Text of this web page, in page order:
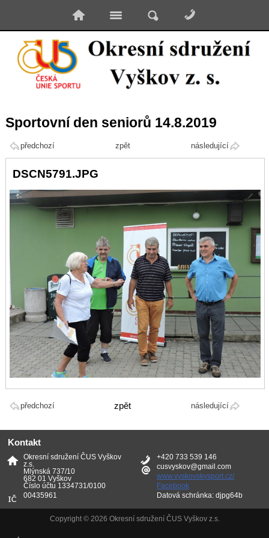
Sportovní den seniorů 14.8.2019
předchozí následující
zpět
DSCN5791.JPG
předchozí následující
zpět
Kontakt
Okresní sdružení ČUS Vyškov
z.s.
Mlýnská 737/10
682 01 Vyškov
Číslo účtu 1334731/0100
00435961
+420 733 539 146
cusvyskov@gmail.com
www.vyskovskysport.cz/
Facebook
Datová schránka: djpg64b
Copyright © 2026 Okresní sdružení ČUS Vyškov z.s.